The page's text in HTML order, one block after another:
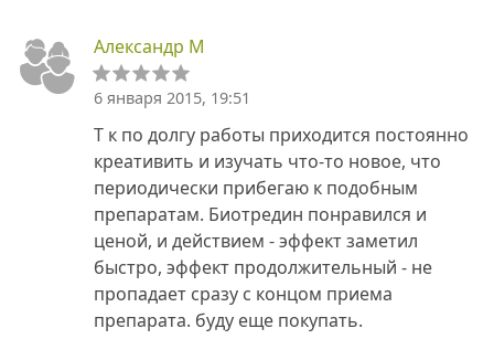
Александр М
6 января 2015, 19:51
Т к по долгу работы приходится постоянно
креативить и изучать что-то новое, что
периодически прибегаю к подобным
препаратам. Биотредин понравился и
ценой, и действием - эффект заметил
быстро, эффект продолжительный - не
пропадает сразу с концом приема
препарата. буду еще покупать.